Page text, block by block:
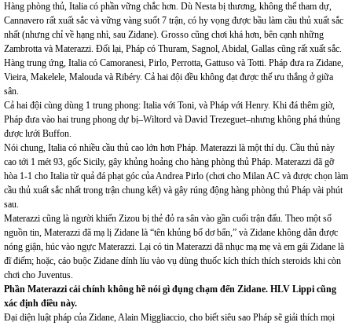
Hàng phòng thủ, Italia có phần vững chắc hơn. Dù Nesta bị thương, không thể tham dự,
Cannavero rất xuất sắc và vững vàng suốt 7 trận, có hy vọng được bầu làm cầu thủ xuất sắc
nhất (nhưng chỉ về hạng nhì, sau Zidane). Grosso cũng chơi khá hơn, bên cạnh những
Zambrotta và Materazzi. Đối lại, Pháp có Thuram, Sagnol, Abidal, Gallas cũng rất xuất sắc.
Hàng trung ứng, Italia có Camoranesi, Pirlo, Perrotta, Gattuso và Totti. Pháp đưa ra Zidane,
Vieira, Makelele, Malouda và Ribéry. Cả hai đội đều không đạt được thế ưu thắng ở giữa
sân.
Cả hai đội cùng dùng 1 trung phong: Italia với Toni, và Pháp với Henry. Khi đá thêm giờ,
Pháp đưa vào hai trung phong dự bị–Wiltord và David Trezeguet–nhưng không phá thủng
được lưới Buffon.
Nói chung, Italia có nhiều cầu thủ cao lớn hơn Pháp. Materazzi là một thí dụ. Cầu thủ này
cao tới 1 mét 93, gốc Sicily, gây khủng hoảng cho hàng phòng thủ Pháp. Materazzi đã gỡ
hòa 1-1 cho Italia từ quả đá phạt góc của Andrea Pirlo (chơi cho Milan AC và được chọn làm
cầu thủ xuất sắc nhất trong trận chung kết) và gây rúng động hàng phòng thủ Pháp vài phút
sau.
Materazzi cũng là người khiến Zizou bị thẻ đỏ ra sân vào gần cuối trận đấu. Theo một số
nguồn tin, Materazzi đã mạ lị Zidane là “tên khủng bố dơ bẩn,” và Zidane không dằn được
nóng giận, húc vào ngực Materazzi. Lại có tin Materazzi đã nhục mạ mẹ và em gái Zidane là
đĩ điếm; hoặc, cáo buộc Zidane dính líu vào vụ dùng thuốc kích thích thích steroids khi còn
chơi cho Juventus.
Phần Materazzi cải chính không hề nói gì đụng chạm đến Zidane. HLV Lippi cũng
xác định điều này.
Đại diện luật pháp của Zidane, Alain Miggliaccio, cho biết siêu sao Pháp sẽ giải thích mọi